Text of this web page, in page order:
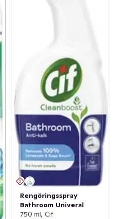
Rengöringsspray
Bathroom Univeral
750 ml, Cif